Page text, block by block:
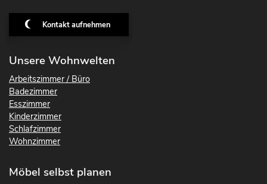
Kontakt aufnehmen
Unsere Wohnwelten
Arbeitszimmer / Büro
Badezimmer
Esszimmer
Kinderzimmer
Schlafzimmer
Wohnzimmer
Möbel selbst planen